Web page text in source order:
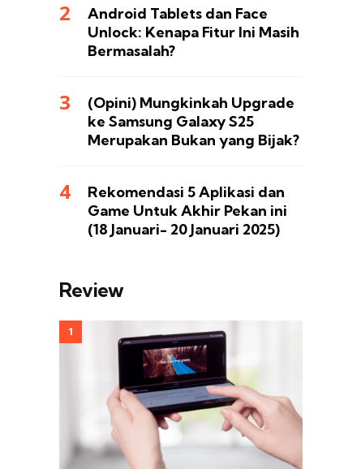
Android Tablets dan Face
Unlock: Kenapa Fitur Ini Masih
Bermasalah?
(Opini) Mungkinkah Upgrade
ke Samsung Galaxy S25
Merupakan Bukan yang Bijak?
Rekomendasi 5 Aplikasi dan
Game Untuk Akhir Pekan ini
(18 Januari- 20 Januari 2025)
Review